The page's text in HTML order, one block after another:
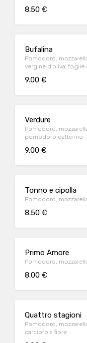
8.50 €
Bufalina
Pomodoro,
vergine d'oliva, foglie
9.00 €
Verdure
Pomodoro,
pomodoro datterino
9.00 €
Tonno e cipolla
Pomodoro,
8.50 €
Primo Amore
Pomodoro,
8.00 €
Quattro stagioni
Pomodoro,
carciofo a fiore